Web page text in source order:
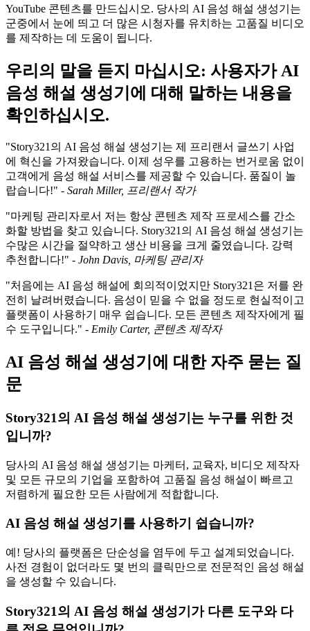
YouTube 콘텐츠를 만드십시오. 당사의 AI 음성 해설 생성기는
군중에서 눈에 띄고 더 많은 시청자를 유치하는 고품질 비디오
를 제작하는 데 도움이 됩니다.
우리의 말을 듣지 마십시오: 사용자가 AI
음성 해설 생성기에 대해 말하는 내용을
확인하십시오.
"Story321의 AI 음성 해설 생성기는 제 프리랜서 글쓰기 사업
에 혁신을 가져왔습니다. 이제 성우를 고용하는 번거로움 없이
고객에게 음성 해설 서비스를 제공할 수 있습니다. 품질이 놀
랍습니다!" - Sarah Miller, 프리랜서 작가
"마케팅 관리자로서 저는 항상 콘텐츠 제작 프로세스를 간소
화할 방법을 찾고 있습니다. Story321의 AI 음성 해설 생성기는
수많은 시간을 절약하고 생산 비용을 크게 줄였습니다. 강력
추천합니다!" - John Davis, 마케팅 관리자
"처음에는 AI 음성 해설에 회의적이었지만 Story321은 저를 완
전히 날려버렸습니다. 음성이 믿을 수 없을 정도로 현실적이고
플랫폼이 사용하기 매우 쉽습니다. 모든 콘텐츠 제작자에게 필
수 도구입니다." - Emily Carter, 콘텐츠 제작자
AI 음성 해설 생성기에 대한 자주 묻는 질
문
Story321의 AI 음성 해설 생성기는 누구를 위한 것
입니까?
당사의 AI 음성 해설 생성기는 마케터, 교육자, 비디오 제작자
및 모든 규모의 기업을 포함하여 고품질 음성 해설이 빠르고
저렴하게 필요한 모든 사람에게 적합합니다.
AI 음성 해설 생성기를 사용하기 쉽습니까?
예! 당사의 플랫폼은 단순성을 염두에 두고 설계되었습니다.
사전 경험이 없더라도 몇 번의 클릭만으로 전문적인 음성 해설
을 생성할 수 있습니다.
Story321의 AI 음성 해설 생성기가 다른 도구와 다